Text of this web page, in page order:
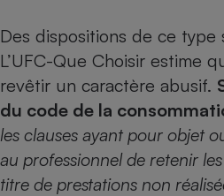
Des dispositions de ce
L’UFC-Que Choisir estime
revêtir un caractère abusif.
du code de la
les clauses ayant pour objet
au professionnel de retenir
titre de prestations non